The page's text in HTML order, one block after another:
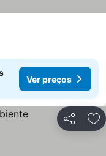
Ver preços
Partilhar